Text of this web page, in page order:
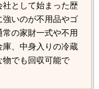
として始まった歴
強いのが不用品やゴ
の家財一式や不用
、中身入りの冷蔵
でも回収可能で